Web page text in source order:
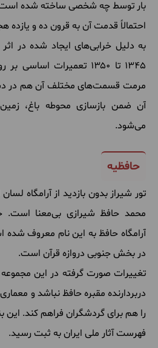
بار توسط چه شخصی ساخته شده است؛
احتمالاً قدمت آن به قرون ده و یازده
به دلیل خرابی‌های ایجاد شده در
۱۳۴۵ تا ۱۳۵۰ تعمیرات
مرمت قسمت‌های مختلف آن هم در
آن ضمن بازسازی محوطه باغ،
می‌شود.
حافظیه
تور شیراز بدون بازدید از آرامگاه
محمد حافظ شیرازی بی‌معنا است.
آرامگاه حافظ به این نام معروف
در بخش جنوبی دروازه قرآن است.
تغییرات صورت گرفته در این
دربردارنده مقبره حافظ نباشد و
فهرست آثار ملی ایران به ثبت رسید.